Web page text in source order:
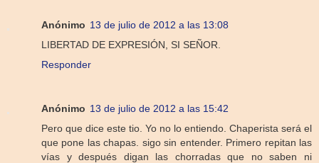
Anónimo 13 de julio de 2012 a las 13:08
LIBERTAD DE EXPRESIÓN, SI SEÑOR.
Responder
Anónimo 13 de julio de 2012 a las 15:42
Pero que dice este tio. Yo no lo entiendo. Chaperista será el
que pone las chapas. sigo sin entender. Primero repitan las
vías y después digan las chorradas que no saben ni